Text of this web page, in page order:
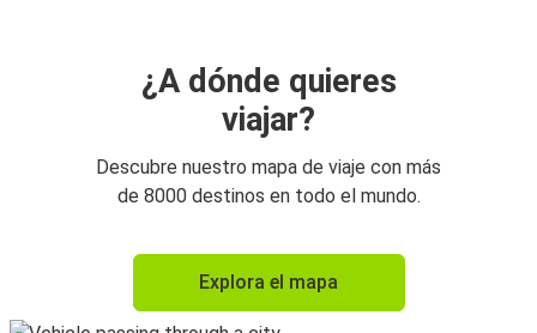
¿A dónde quieres
viajar?
Descubre nuestro mapa de viaje con más
de 8000 destinos en todo el mundo.
Explora el mapa